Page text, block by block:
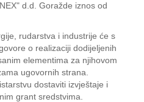
d.d. Goražde iznos od
rudarstva i industrije će s
o realizaciji dodijeljenih
elementima za njihovom
ugovornih strana.
dostaviti izvještaje i
grant sredstvima.